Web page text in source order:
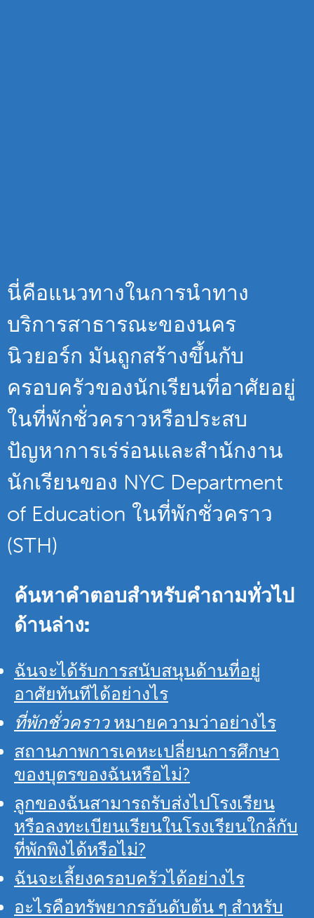
นี่คือแนวทางในการนำทาง
บริการสาธารณะของนคร
นิวยอร์ก มันถูกสร้างขึ้นกับ
ครอบครัวของนักเรียนที่อาศัยอยู่
ในที่พักชั่วคราวหรือประสบ
ปัญหาการเร่ร่อนและสำนักงาน
นักเรียนของ NYC Department
of Education ในที่พักชั่วคราว
(STH)
ค้นหาคำตอบสำหรับคำถามทั่วไป
ด้านล่าง:
ฉันจะได้รับการสนับสนุนด้านที่อยู่
อาศัยทันทีได้อย่างไร
ที่พักชั่วคราวหมายความว่าอย่างไร
สถานภาพการเคหะเปลี่ยนการศึกษา
ของบุตรของฉันหรือไม่?
ลูกของฉันสามารถรับส่งไปโรงเรียน
หรือลงทะเบียนเรียนในโรงเรียนใกล้กับ
ที่พักพิงได้หรือไม่?
ฉันจะเลี้ยงครอบครัวได้อย่างไร
อะไรคือทรัพยากรอันดับต้น ๆ สำหรับ